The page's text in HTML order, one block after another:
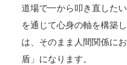
道場で一から叩き直した
を通じて心身の軸を構築
は、そのまま人間関係に
盾」になります。